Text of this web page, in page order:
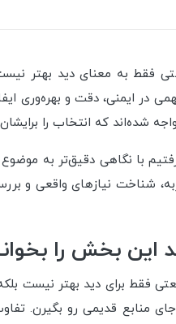
فقط به معنای دید بهتر
در ایمنی، دقت و بهره‌وری
شده‌اند که انتخاب را
با نگاهی دقیق‌تر به موضوع
شناخت نیازهای واقعی و
این بخش را
جای منابع قدیمی رو بگیرن.